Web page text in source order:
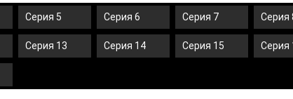
Серия 5 Серия 6 Серия 7 Серия
Серия 13 Серия 14 Серия 15 Серия